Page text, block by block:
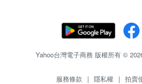
Yahoo台灣電子商務 版權所有 ©
服務條款 | 隱私權 | 拍賣